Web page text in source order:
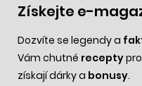
Získejte e-
Dozvíte se legendy a
Vám chutné recepty
získají dárky a bonusy.